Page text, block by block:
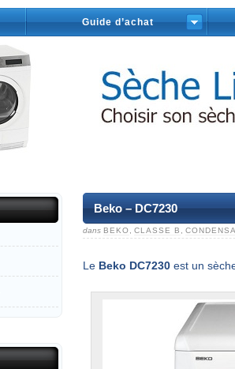
Guide d’achat
Beko – DC7230
dans BEKO CLASSE B
Le Beko DC7230 est un